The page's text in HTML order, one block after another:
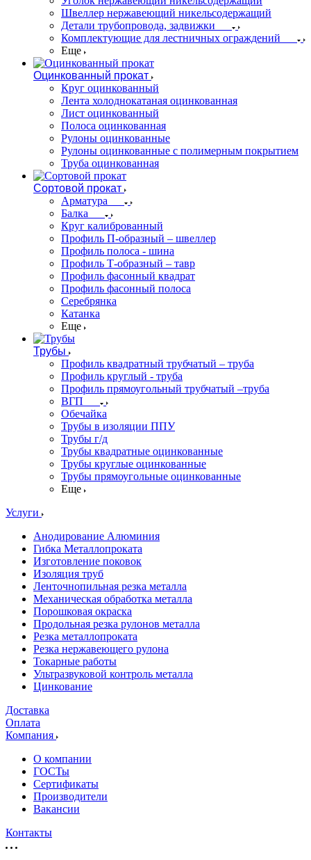
Швеллер нержавеющий никельсодержащий
Детали трубопровода, задвижки
Комплектующие для лестничных ограждений
Еще
Оцинкованный прокат
Круг оцинкованный
Лента холоднокатаная оцинкованная
Лист оцинкованный
Полоса оцинкованная
Рулоны оцинкованные
Рулоны оцинкованные с полимерным покрытием
Труба оцинкованная
Сортовой прокат
Арматура
Балка
Круг калиброванный
Профиль П-образный – швеллер
Профиль полоса - шина
Профиль Т-образный – тавр
Профиль фасонный квадрат
Профиль фасонный полоса
Серебрянка
Катанка
Еще
Трубы
Профиль квадратный трубчатый – труба
Профиль круглый - труба
Профиль прямоугольный трубчатый –труба
ВГП
Обечайка
Трубы в изоляции ППУ
Трубы г/д
Трубы квадратные оцинкованные
Трубы круглые оцинкованные
Трубы прямоугольные оцинкованные
Еще
Услуги
Анодирование Алюминия
Гибка Металлопроката
Изготовление поковок
Изоляция труб
Ленточнопильная резка металла
Механическая обработка металла
Порошковая окраска
Продольная резка рулонов металла
Резка металлопроката
Резка нержавеющего рулона
Токарные работы
Ультразвуковой контроль металла
Цинкование
Доставка
Оплата
Компания
О компании
ГОСТы
Сертификаты
Производители
Вакансии
Контакты